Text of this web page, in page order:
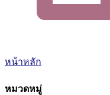
หน้าหลัก
หมวดหมู่